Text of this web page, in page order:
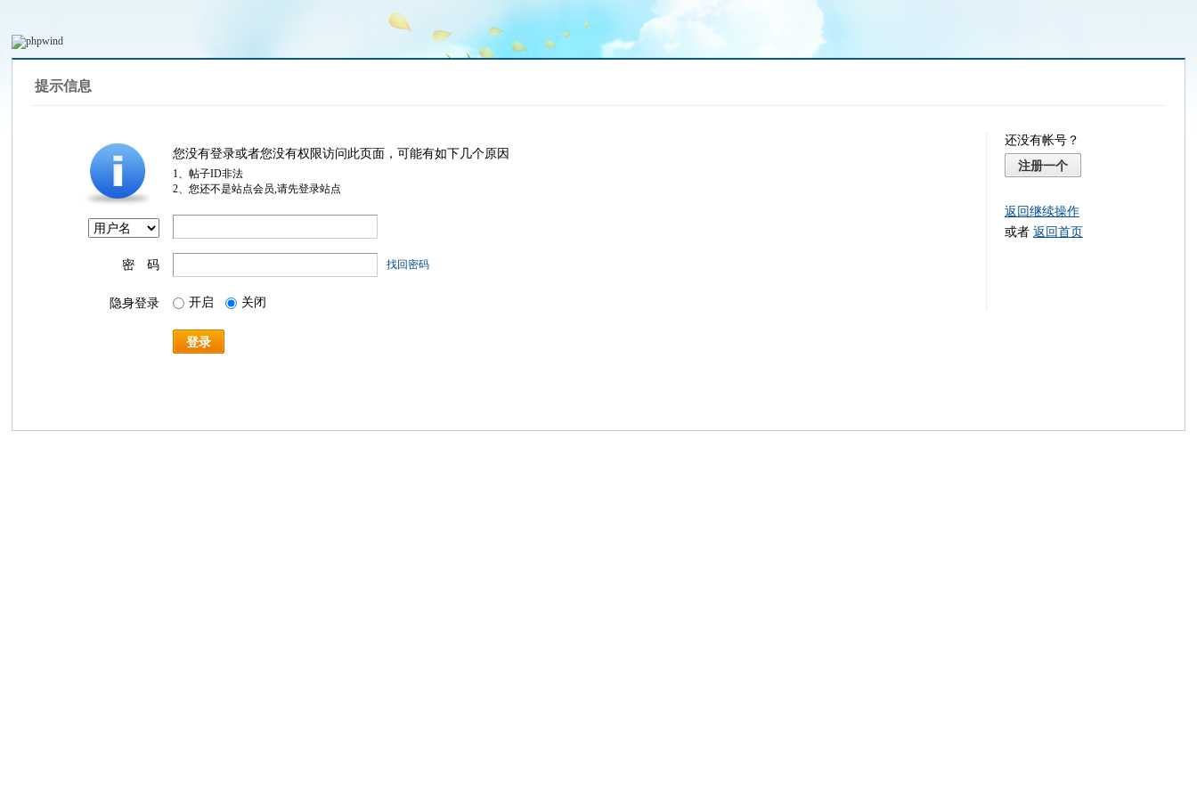
提示信息
您没有登录或者您没有权限访问此页面，可能有如下几个原因
1、帖子ID非法
2、您还不是站点会员,请先登录站点
密 码 找回密码
隐身登录 开启 关闭
登录
还没有帐号？
注册一个
返回继续操作
或者 返回首页